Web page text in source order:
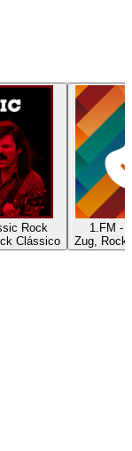
Rock
Clássico
1.FM -
Zug,